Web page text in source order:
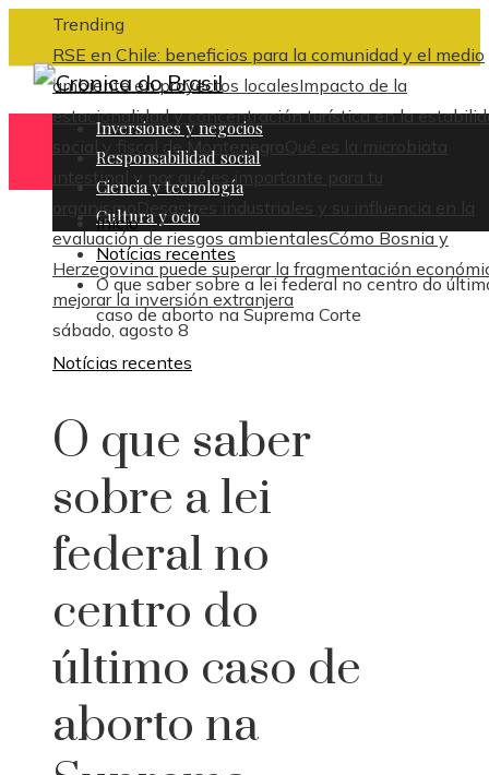
Trending
RSE en Chile: beneficios para la comunidad y el medio
ambiente en proyectos localesImpacto de la
estacionalidad y concentración turística en la
social y fiscal de Montenegro
Qué es la microbiota
intestinal y por qué es importante para tu
organismo Desastres industriales y su influencia en la
evaluación de riesgos ambientalesCómo Bosnia y
Herzegovina puede superar la fragmentación
mejorar la inversión extranjera
sábado, agosto 8
Inversiones y negocios
Responsabilidad social
Ciencia y tecnología
Cultura y ocio
Inicio
Notícias recentes
O que saber sobre a lei federal no centro do
caso de aborto na Suprema Corte
Notícias recentes
O que saber
sobre a lei
federal no
centro do
último caso de
aborto na